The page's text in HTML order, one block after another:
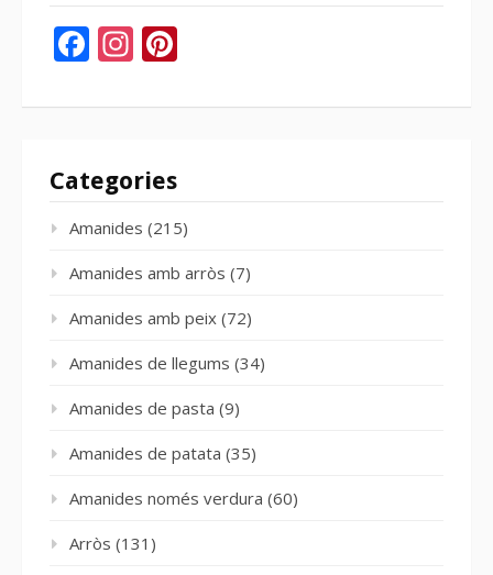
Facebook
Instagram
Categories
Amanides (215)
Amanides amb arròs (7)
Amanides amb peix (72)
Amanides de llegums (34)
Amanides de pasta (9)
Amanides de patata (35)
Amanides només verdura (60)
Arròs (131)